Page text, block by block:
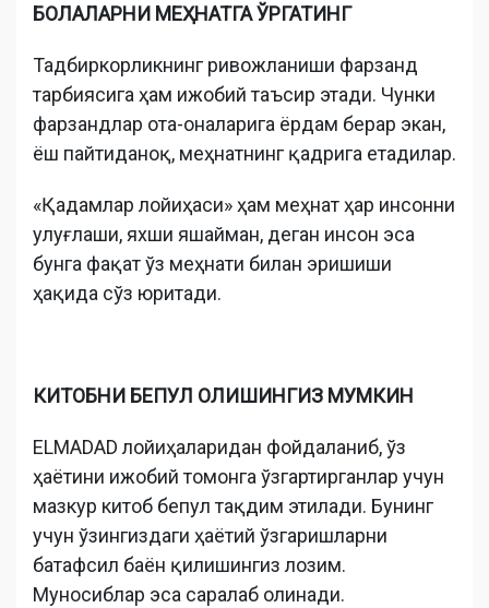
БОЛАЛАРНИ МЕҲНАТГА ЎРГАТИНГ
Тадбиркорликнинг ривожланиши фарзанд
тарбиясига ҳам ижобий таъсир этади. Чунки
фарзандлар ота-оналарига ёрдам берар экан,
ёш пайтиданоқ, меҳнатнинг қадрига етадилар.
«Қадамлар лойиҳаси» ҳам меҳнат ҳар инсонни
улуғлаши, яхши яшайман, деган инсон эса
бунга фақат ўз меҳнати билан эришиши
ҳақида сўз юритади.
КИТОБНИ БЕПУЛ ОЛИШИНГИЗ МУМКИН
ELMADAD лойиҳаларидан фойдаланиб, ўз
ҳаётини ижобий томонга ўзгартирганлар учун
мазкур китоб бепул тақдим этилади. Бунинг
учун ўзингиздаги ҳаётий ўзгаришларни
батафсил баён қилишингиз лозим.
Муносиблар эса саралаб олинади.